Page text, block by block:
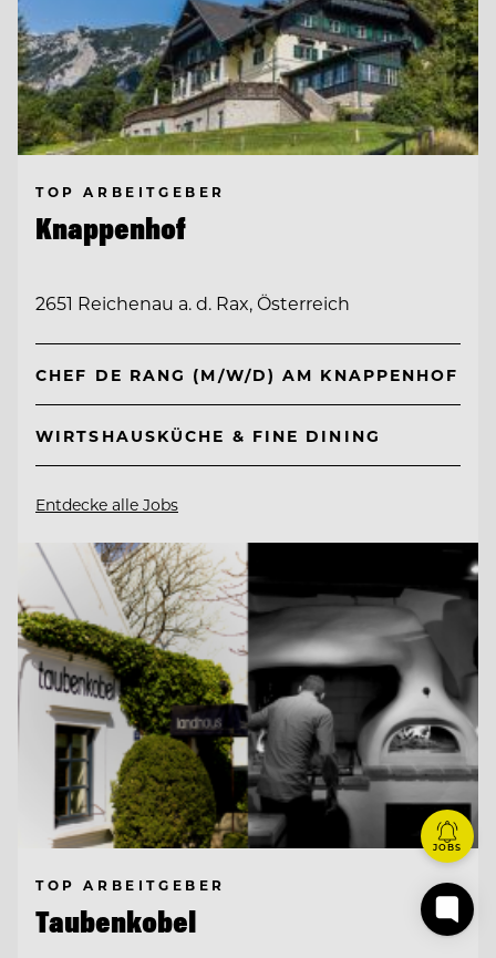
TOP ARBEITGEBER
Knappenhof
2651 Reichenau a. d. Rax, Österreich
CHEF DE RANG (M/W/D) AM KNAPPENHOF
WIRTSHAUSKÜCHE & FINE DINING
Entdecke alle Jobs
TOP ARBEITGEBER
Taubenkobel
JOBS